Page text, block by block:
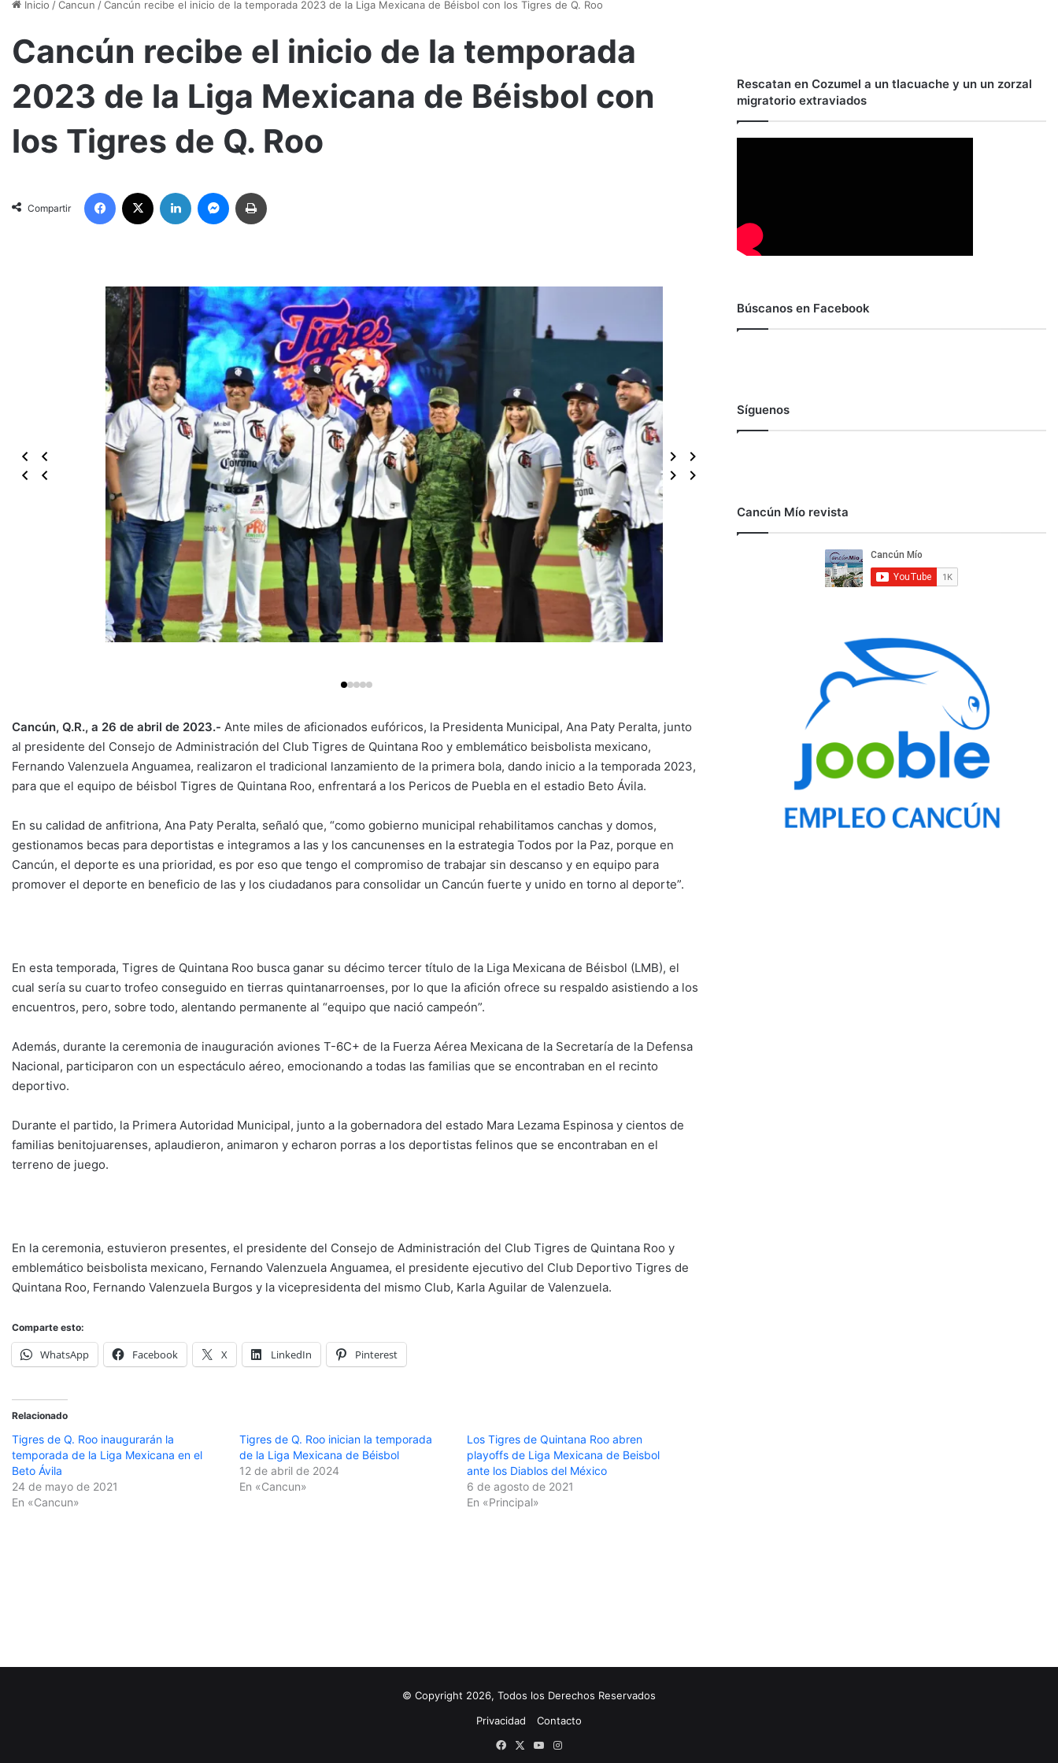
Inicio /Cancun /Cancún recibe el inicio de la temporada 2023 de la Liga Mexicana de Béisbol con los Tigres de Q. Roo
Cancún recibe el inicio de la temporada
2023 de la Liga Mexicana de Béisbol con
los Tigres de Q. Roo
Compartir
Facebook LinkedIn Messenger
Cancún, Q.R., a 26 de abril de 2023.- Ante miles de aficionados eufóricos, la Presidenta Municipal, Ana Paty Peralta, junto
al presidente del Consejo de Administración del Club Tigres de Quintana Roo y emblemático beisbolista mexicano,
Fernando Valenzuela Anguamea, realizaron el tradicional lanzamiento de la primera bola, dando inicio a la temporada 2023,
para que el equipo de béisbol Tigres de Quintana Roo, enfrentará a los Pericos de Puebla en el estadio Beto Ávila.
En su calidad de anfitriona, Ana Paty Peralta, señaló que, “como gobierno municipal rehabilitamos canchas y domos,
gestionamos becas para deportistas e integramos a las y los cancunenses en la estrategia Todos por la Paz, porque en
Cancún, el deporte es una prioridad, es por eso que tengo el compromiso de trabajar sin descanso y en equipo para
promover el deporte en beneficio de las y los ciudadanos para consolidar un Cancún fuerte y unido en torno al deporte”.
En esta temporada, Tigres de Quintana Roo busca ganar su décimo tercer título de la Liga Mexicana de Béisbol (LMB), el
cual sería su cuarto trofeo conseguido en tierras quintanarroenses, por lo que la afición ofrece su respaldo asistiendo a los
encuentros, pero, sobre todo, alentando permanente al “equipo que nació campeón”.
Además, durante la ceremonia de inauguración aviones T-6C+ de la Fuerza Aérea Mexicana de la Secretaría de la Defensa
Nacional, participaron con un espectáculo aéreo, emocionando a todas las familias que se encontraban en el recinto
deportivo.
Durante el partido, la Primera Autoridad Municipal, junto a la gobernadora del estado Mara Lezama Espinosa y cientos de
familias benitojuarenses, aplaudieron, animaron y echaron porras a los deportistas felinos que se encontraban en el
terreno de juego.
En la ceremonia, estuvieron presentes, el presidente del Consejo de Administración del Club Tigres de Quintana Roo y
emblemático beisbolista mexicano, Fernando Valenzuela Anguamea, el presidente ejecutivo del Club Deportivo Tigres de
Quintana Roo, Fernando Valenzuela Burgos y la vicepresidenta del mismo Club, Karla Aguilar de Valenzuela.
Comparte esto:
WhatsApp Facebook X LinkedIn Pinterest
Relacionado
Tigres de Q. Roo inaugurarán la
temporada de la Liga Mexicana en el
Beto Ávila
24 de mayo de 2021
En «Cancun»
Tigres de Q. Roo inician la temporada
de la Liga Mexicana de Béisbol
12 de abril de 2024
En «Cancun»
Los Tigres de Quintana Roo abren
playoffs de Liga Mexicana de Beisbol
ante los Diablos del México
6 de agosto de 2021
En «Principal»
Rescatan en Cozumel a un tlacuache y un un zorzal
migratorio extraviados
Búscanos en Facebook
Síguenos
Cancún Mío revista
© Copyright 2026, Todos los Derechos Reservados
Privacidad
Contacto
Facebook
X YouTubeInstagram